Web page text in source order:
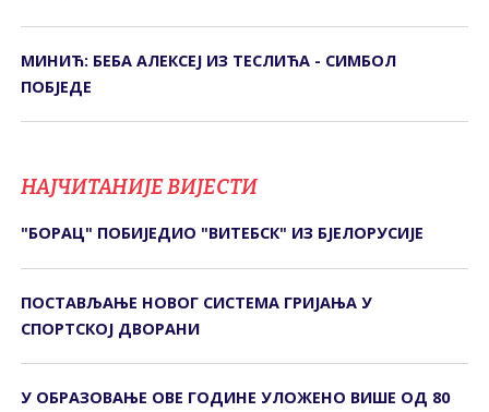
МИНИЋ: БЕБА АЛЕКСЕЈ ИЗ ТЕСЛИЋА - СИМБОЛ
ПОБЈЕДЕ
НАЈЧИТАНИЈЕ ВИЈЕСТИ
"БОРАЦ" ПОБИЈЕДИО "ВИТЕБСК" ИЗ БЈЕЛОРУСИЈЕ
ПОСТАВЉАЊЕ НОВОГ СИСТЕМА ГРИЈАЊА У
СПОРТСКОЈ ДВОРАНИ
У ОБРАЗОВАЊЕ ОВЕ ГОДИНЕ УЛОЖЕНО ВИШЕ ОД 80